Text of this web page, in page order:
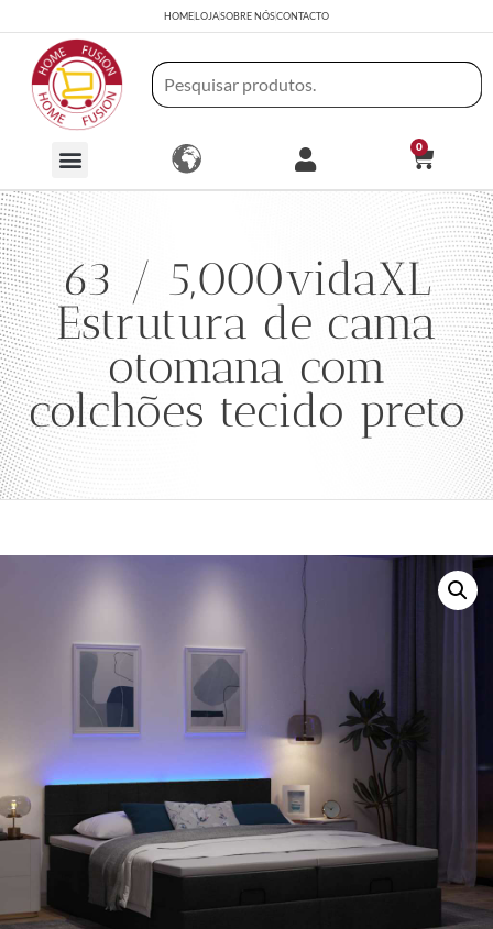
HOMELOJASOBRE NÓSCONTACTO
0
63 / 5,000vidaXL
Estrutura de cama
otomana com
colchões tecido preto